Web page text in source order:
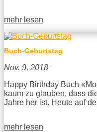
mehr lesen
Buch-Geburtstag
Nov. 9, 2018
Happy Birthday Buch
kaum zu glauben, dass
Jahre her ist. Heute auf
mehr lesen